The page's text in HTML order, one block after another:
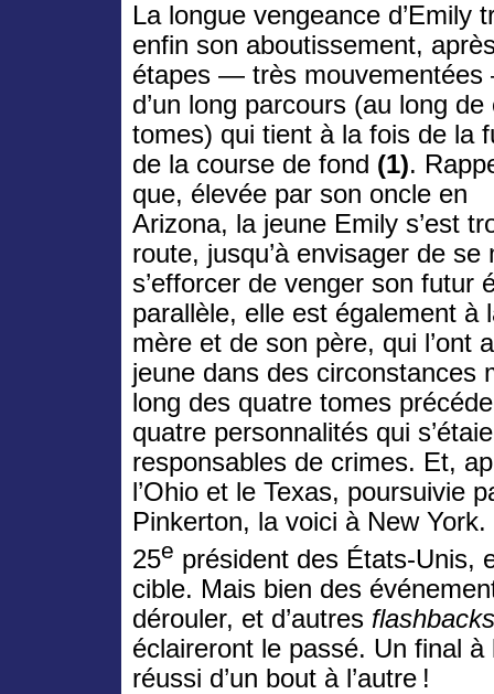
La longue vengeance d’Emily
enfin son aboutissement,
étapes — très
d’un long parcours (au long de
tomes) qui tient à la fois de la
de la course de fond (1).
que, élevée par son oncle en
Arizona, la jeune Emily s’est
route, jusqu’à envisager de se
s’efforcer de venger son futur
parallèle, elle est également à
mère et de son père, qui l’ont
jeune dans des circonstances
long des quatre tomes
quatre personnalités qui
responsables de crimes. Et,
l’Ohio et le Texas, poursuivie
Pinkerton, la voici à New
25e président des États-Unis,
cible. Mais bien des
dérouler, et d’autres flashbacks
éclaireront le passé. Un final
réussi d’un bout à l’autre !